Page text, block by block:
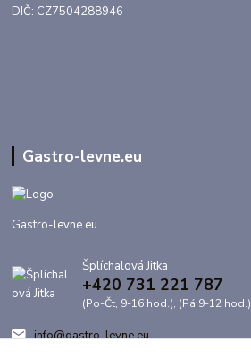
DIČ: CZ7504288946
Gastro-levne.eu
Gastro-levne.eu
Šplíchalová Jitka
+420 731 221 787
(Po-Čt, 9-16 hod.), (Pá 9-12 hod.)
info@gastro-levne.eu